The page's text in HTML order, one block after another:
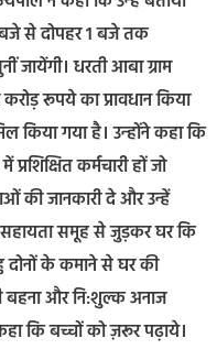
से दोपहर 1 बजे तक
जायेंगी। धरती आबा ग्राम
रूपये का प्रावधान किया
किया गया है। उन्‍होंने कहा कि
कर्मचारी हों जो
की जानकारी दे और उन्हें
सहायता समूह से जुड़कर घर कि
के कमाने से घर की
बहना और नि:शुल्‍क अनाज
कि बच्चों को ज़रूर पढ़ाये।